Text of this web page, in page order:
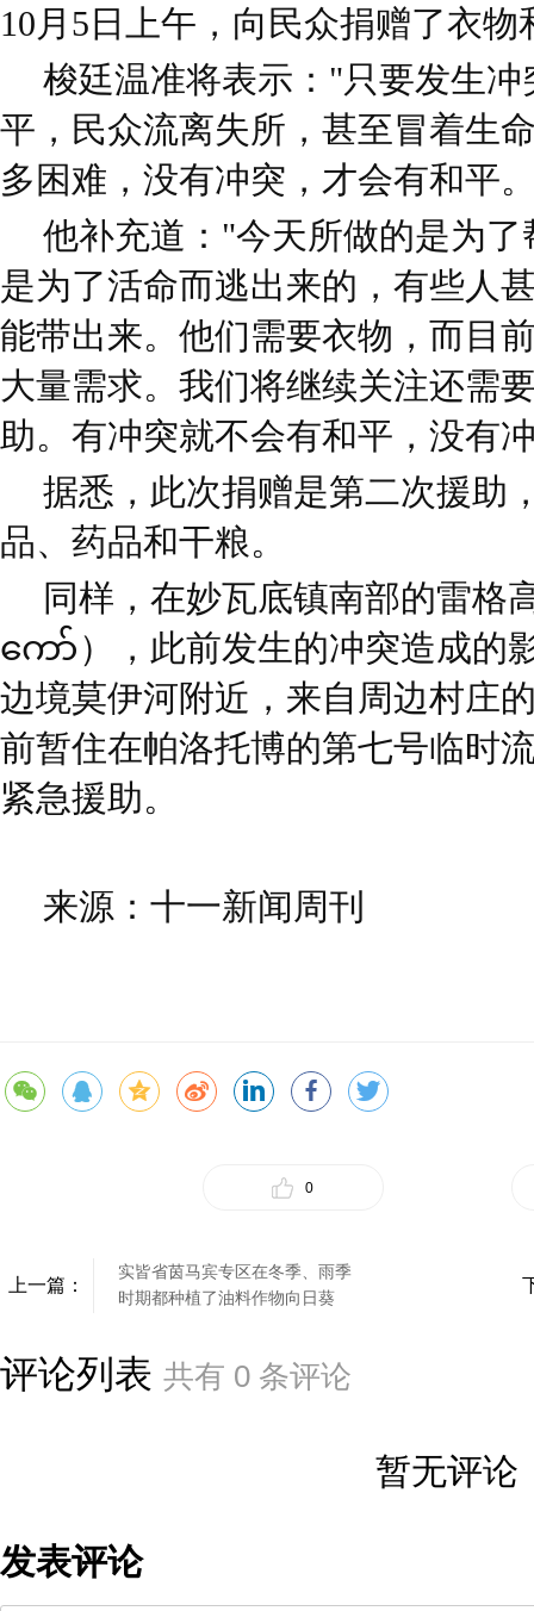
10月5日上午，向民众捐赠了衣物
梭廷温准将表示："只要发生
平，民众流离失所，甚至冒着生
多困难，没有冲突，才会有和平
他补充道："今天所做的是为
是为了活命而逃出来的，有些人
能带出来。他们需要衣物，而目
大量需求。我们将继续关注还需
助。有冲突就不会有和平，没有
据悉，此次捐赠是第二次援助
品、药品和干粮。
同样，在妙瓦底镇南部的雷
ကော်），此前发生的冲突造成的
边境莫伊河附近，来自周边村庄
前暂住在帕洛托博的第七号临时
紧急援助。
来源：十一新闻周刊
0
上一篇：
实皆省茵马宾专区在冬季、雨季
时期都种植了油料作物向日葵
评论列表 共有 0 条评论
暂无评论
发表评论